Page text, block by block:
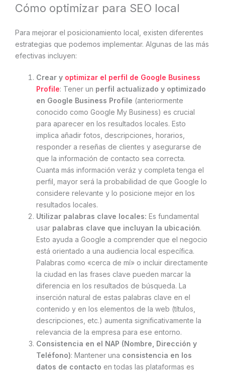
Cómo optimizar para SEO local
Para mejorar el posicionamiento local, existen diferentes
estrategias que podemos implementar. Algunas de las más
efectivas incluyen:
Crear y optimizar el perfil de Google Business
Profile: Tener un perfil actualizado y optimizado
en Google Business Profile (anteriormente
conocido como Google My Business) es crucial
para aparecer en los resultados locales. Esto
implica añadir fotos, descripciones, horarios,
responder a reseñas de clientes y asegurarse de
que la información de contacto sea correcta.
Cuanta más información veráz y completa tenga el
perfil, mayor será la probabilidad de que Google lo
considere relevante y lo posicione mejor en los
resultados locales.
Utilizar palabras clave locales: Es fundamental
usar palabras clave que incluyan la ubicación.
Esto ayuda a Google a comprender que el negocio
está orientado a una audiencia local específica.
Palabras como «cerca de mí» o incluir directamente
la ciudad en las frases clave pueden marcar la
diferencia en los resultados de búsqueda. La
inserción natural de estas palabras clave en el
contenido y en los elementos de la web (títulos,
descripciones, etc.) aumenta significativamente la
relevancia de la empresa para ese entorno.
Consistencia en el NAP (Nombre, Dirección y
Teléfono): Mantener una consistencia en los
datos de contacto en todas las plataformas es